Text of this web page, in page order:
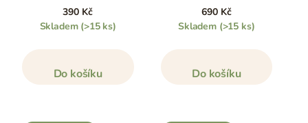
390 Kč
Skladem (>15 ks)
Do košíku
690 Kč
Skladem (>15 ks)
Do košíku